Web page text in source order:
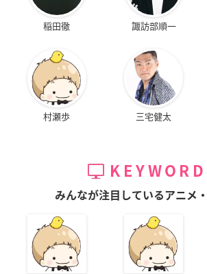
稲田徹 諏訪部順一
村瀬歩 三宅健太
みんなが注目しているアニメ